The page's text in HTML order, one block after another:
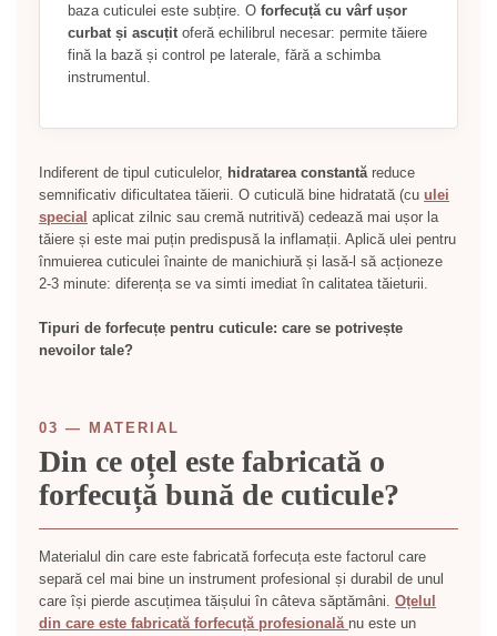
baza cuticulei este subțire. O forfecuță cu vârf ușor
curbat și ascuțitoferă echilibrul necesar: permite tăiere
fină la bază și control pe laterale, fără a schimba
instrumentul.
Indiferent de tipul cuticulelor, hidratarea constantăreduce
semnificativ dificultatea tăierii. O cuticulă bine hidratată (cu ulei
special aplicat zilnic sau cremă nutritivă) cedează mai ușor la
tăiere și este mai puțin predispusă la inflamații. Aplică ulei pentru
înmuierea cuticulei înainte de manichiură și lasă-l să acționeze
2-3 minute: diferența se va simti imediat în calitatea tăieturii.
Tipuri de forfecuțe pentru cuticule: care se potrivește
nevoilor tale?
03 — MATERIAL
Din ce oțel este fabricată o
forfecuță bună de cuticule?
Materialul din care este fabricată forfecuța este factorul care
separă cel mai bine un instrument profesional și durabil de unul
care își pierde ascuțimea tăișului în câteva săptămâni. Oțelul
din care este fabricată forfecuță profesională nu este un